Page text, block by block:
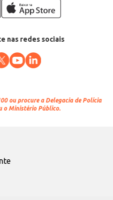
nas redes sociais
ou procure a Delegacia de Polícia
o Ministério Público.